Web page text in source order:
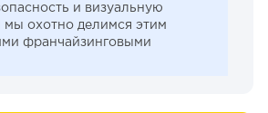
и визуальную
мы охотно делимся этим
франчайзинговыми